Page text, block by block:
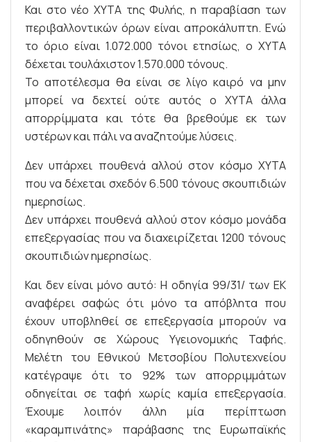
Και στο νέο ΧΥΤΑ της Φυλής, η παραβίαση των
περιβαλλοντικών όρων είναι απροκάλυπτη. Ενώ
το όριο είναι 1.072.000 τόνοι ετησίως, ο ΧΥΤΑ
δέχεται τουλάχιστον 1.570.000 τόνους.
Το αποτέλεσμα θα είναι σε λίγο καιρό να μην
μπορεί να δεχτεί ούτε αυτός ο ΧΥΤΑ άλλα
απορρίμματα και τότε θα βρεθούμε εκ των
υστέρων και πάλι να αναζητούμε λύσεις.
Δεν υπάρχει πουθενά αλλού στον κόσμο ΧΥΤΑ
που να δέχεται σχεδόν 6.500 τόνους σκουπιδιών
ημερησίως.
Δεν υπάρχει πουθενά αλλού στον κόσμο μονάδα
επεξεργασίας που να διαχειρίζεται 1200 τόνους
σκουπιδιών ημερησίως.
Και δεν είναι μόνο αυτό: Η οδηγία 99/31/ των ΕΚ
αναφέρει σαφώς ότι μόνο τα απόβλητα που
έχουν υποβληθεί σε επεξεργασία μπορούν να
οδηγηθούν σε Χώρους Υγειονομικής Ταφής.
Μελέτη του Εθνικού Μετσοβίου Πολυτεχνείου
κατέγραψε ότι το 92% των απορριμμάτων
οδηγείται σε ταφή χωρίς καμία επεξεργασία.
Έχουμε λοιπόν άλλη μία περίπτωση
«καραμπινάτης» παράβασης της Ευρωπαϊκής